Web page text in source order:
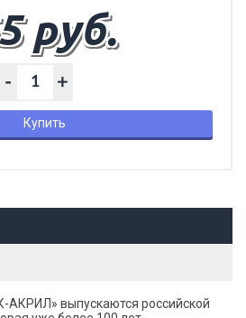
руб.
+
-
Купить
АКРИЛ» выпускаются российской